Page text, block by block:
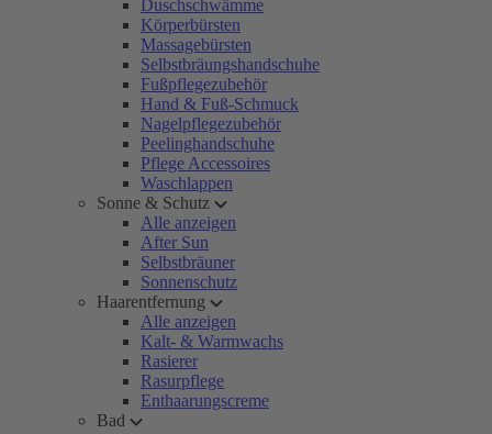
Duschschwämme
Körperbürsten
Massagebürsten
Selbstbräungshandschuhe
Fußpflegezubehör
Hand & Fuß-Schmuck
Nagelpflegezubehör
Peelinghandschuhe
Pflege Accessoires
Waschlappen
Sonne & Schutz
Alle anzeigen
After Sun
Selbstbräuner
Sonnenschutz
Haarentfernung
Alle anzeigen
Kalt- & Warmwachs
Rasierer
Rasurpflege
Enthaarungscreme
Bad